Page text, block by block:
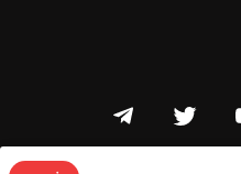
به شنوتو است